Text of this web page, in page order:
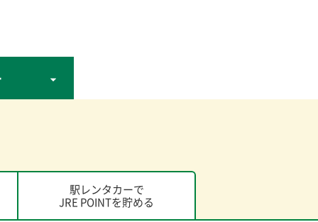
駅レンタカーで
JRE POINTを貯める